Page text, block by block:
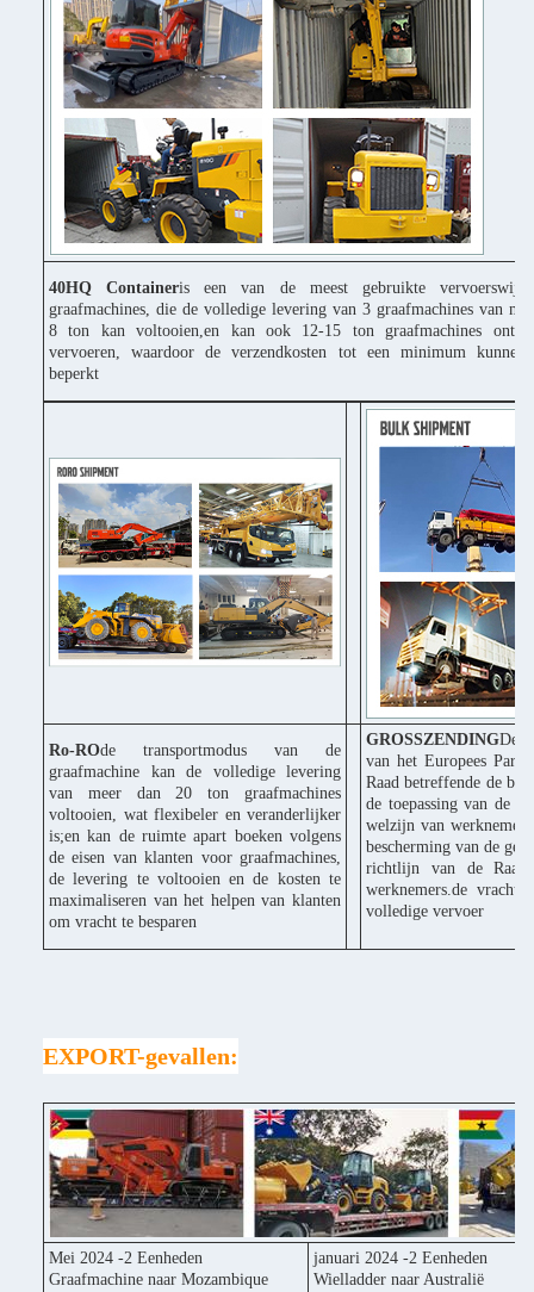
40HQ Containeris een van de meest gebruikte
graafmachines, die de volledige levering van 3 graafmachines van
8 ton kan voltooien,en kan ook 12-15 ton graafmachines
vervoeren, waardoor de verzendkosten tot een minimum kunnen
beperkt
Ro-ROde transportmodus van de
graafmachine kan de volledige levering
van meer dan 20 ton graafmachines
voltooien, wat flexibeler en veranderlijker
is;en kan de ruimte apart boeken volgens
de eisen van klanten voor graafmachines,
de levering te voltooien en de kosten te
maximaliseren van het helpen van klanten
om vracht te besparen
GROSSZENDINGDe
van het Europees
Raad betreffende de
de toepassing van de
welzijn van
bescherming van de
richtlijn van de Raad
werknemers.de
volledige vervoer
EXPORT-gevallen:
Mei 2024 -2 Eenheden
Graafmachine naar Mozambique
januari 2024 -2 Eenheden
Wielladder naar Australië